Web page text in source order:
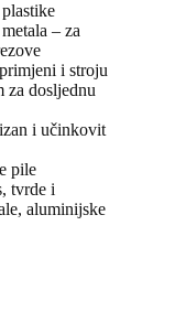
– za
i stroju
za dosljednu
i učinkovit
pile
tvrde i
aluminijske